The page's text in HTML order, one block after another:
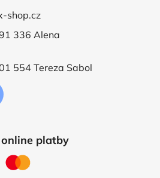
shop.cz
336 Alena
554 Tereza Sabol
platby